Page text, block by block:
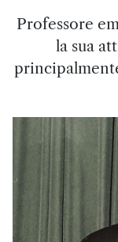
Professore
la sua